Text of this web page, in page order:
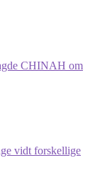
CHINAH om
vidt forskellige